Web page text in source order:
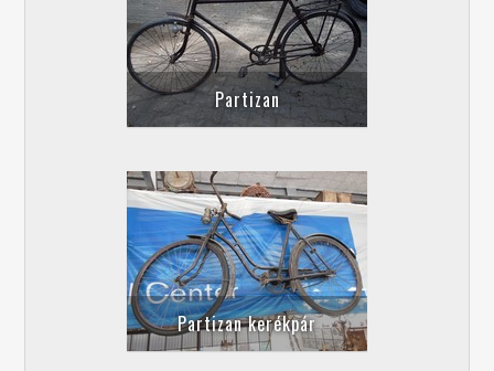
Partizan
Partizan kerékpár